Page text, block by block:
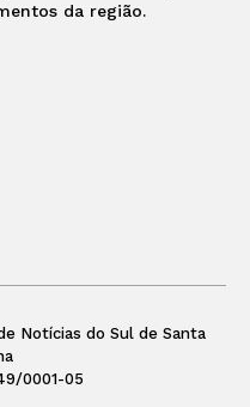
da região.
Notícias do Sul de Santa
0001-05